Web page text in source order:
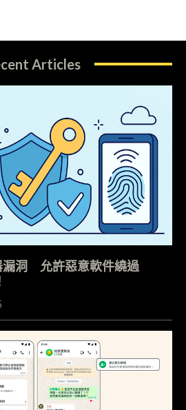
Articles
洞 允許惡意軟件繞過